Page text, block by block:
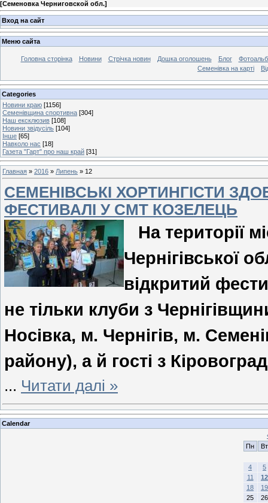
[Семеновка Черниговской обл.]
Вход на сайт
Меню сайта
Головна сторінка Новини Стрічка новин Дошка оголошень Блог
Семенівка на карті
Categories
Новини краю [1156]
Семенівщина спортивна [304]
Наш ексклюзив [108]
Новини звідусіль [104]
Інше [65]
Навколо нас [18]
Газета "Гарт" про наш край [31]
Главная » 2016 » Липень » 12
СЕМЕНІВСЬКІ ХОРТИНГІСТИ
ФЕСТИВАЛІ У СМТ КОЗЕЛЕЦЬ
На території
Чернігівської
відкритий
не тільки клуби з
Носівка, м. Чернігів, м.
району), а й гості з
... Читати далі »
Calendar
Пн
Вт
4
5
11
12
18
19
25
26